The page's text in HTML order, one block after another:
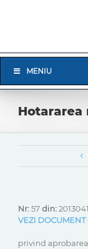
Navigation
MENIU
Hotararea
Nr:57 din:
VEZI DOCUMENT
privind